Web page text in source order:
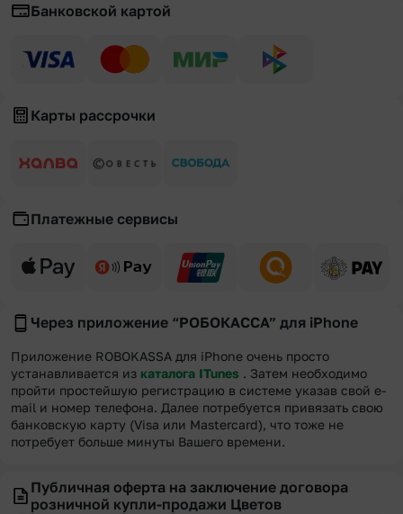
Банковской картой
Карты рассрочки
Платежные сервисы
Через приложение “РОБОКАССА” для iPhone
Приложение ROBOKASSA для iPhone очень просто
устанавливается из каталога ITunes . Затем необходимо
пройти простейшую регистрацию в системе указав свой e-
mail и номер телефона. Далее потребуется привязать свою
банковскую карту (Visa или Mastercard), что тоже не
потребует больше минуты Вашего времени.
Публичная оферта на заключение договора
розничной купли-продажи Цветов